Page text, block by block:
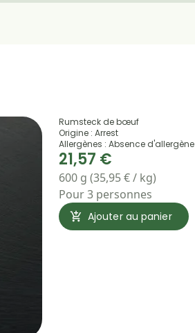
Rumsteck de bœuf
Origine : Arrest
Allergènes : Absence d'allergène
21,57 €
600 g (35,95 € / kg)
Pour 3 personnes
Ajouter au panier